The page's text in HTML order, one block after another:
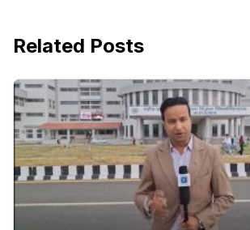
Related Posts